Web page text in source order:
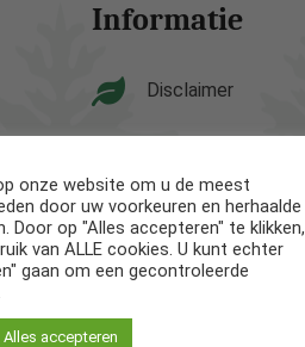
Informatie
Disclaimer
onze website om u de meest
door uw voorkeuren en herhaalde
Door op "Alles accepteren" te klikken,
van ALLE cookies. U kunt echter
gaan om een gecontroleerde
Alles accepteren